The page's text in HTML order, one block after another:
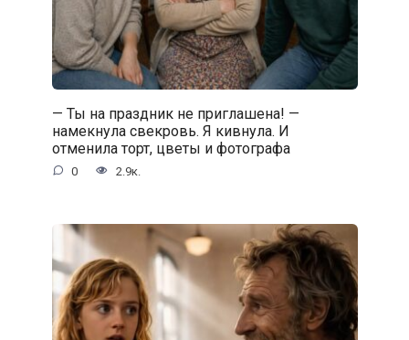
— Ты на праздник не приглашена! —
намекнула свекровь. Я кивнула. И
отменила торт, цветы и фотографа
0 2.9к.